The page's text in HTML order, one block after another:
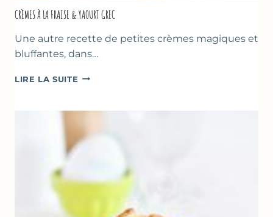
CRÈMES À LA FRAISE & YAOURT GREC
Une autre recette de petites crèmes magiques et
bluffantes, dans…
LIRE LA SUITE CRÈMES
FRAISE
YAOURT
GREC